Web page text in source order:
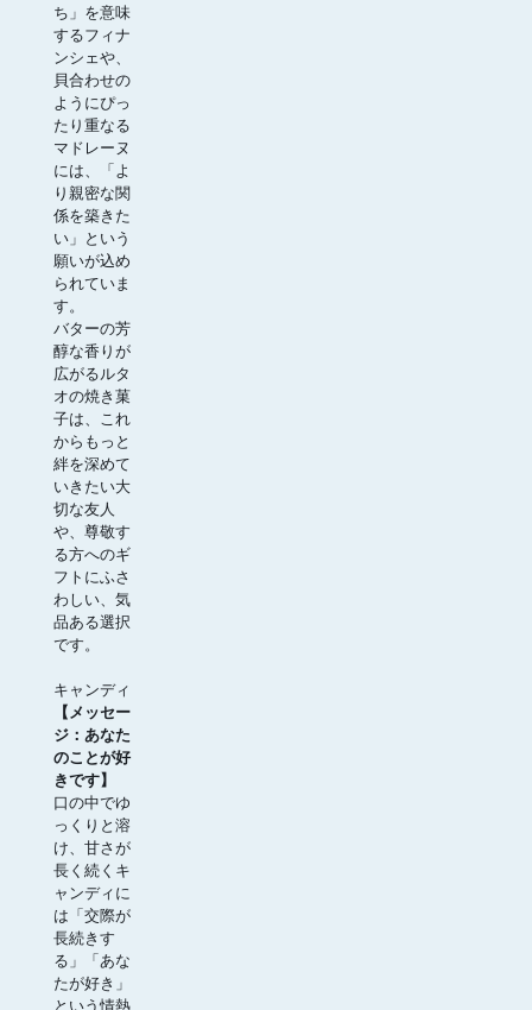
ち」を意味
するフィナ
ンシェや、
貝合わせの
ようにぴっ
たり重なる
マドレーヌ
には、「よ
り親密な関
係を築きた
い」という
願いが込め
られていま
す。
バターの芳
醇な香りが
広がるルタ
オの焼き菓
子は、これ
からもっと
絆を深めて
いきたい大
切な友人
や、尊敬す
る方へのギ
フトにふさ
わしい、気
品ある選択
です。
キャンディ
【メッセー
ジ：あなた
のことが好
きです】
口の中でゆ
っくりと溶
け、甘さが
長く続くキ
ャンディに
は「交際が
長続きす
る」「あな
たが好き」
という情熱